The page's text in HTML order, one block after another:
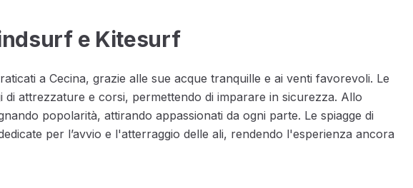
e Kitesurf
a Cecina, grazie alle sue acque tranquille e ai venti favorevoli. Le
attrezzature e corsi, permettendo di imparare in sicurezza. Allo
popolarità, attirando appassionati da ogni parte. Le spiagge di
per l’avvio e l'atterraggio delle ali, rendendo l'esperienza ancora